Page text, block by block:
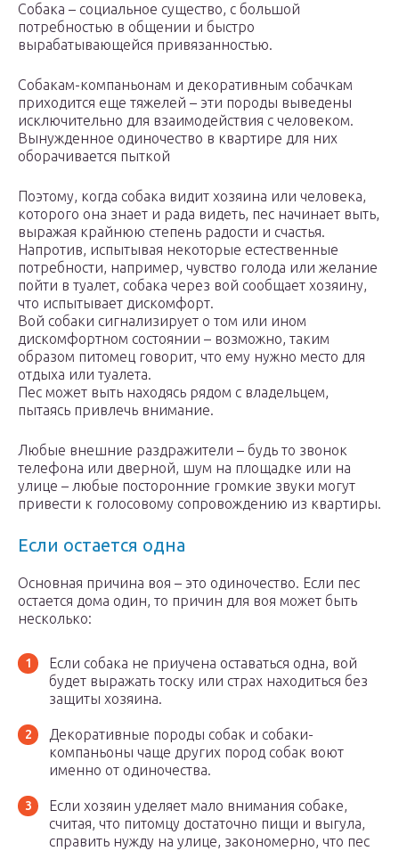
Собака – социальное существо, с большой
потребностью в общении и быстро
вырабатывающейся привязанностью.
Собакам-компаньонам и декоративным собачкам
приходится еще тяжелей – эти породы выведены
исключительно для взаимодействия с человеком.
Вынужденное одиночество в квартире для них
оборачивается пыткой
Поэтому, когда собака видит хозяина или человека,
которого она знает и рада видеть, пес начинает выть,
выражая крайнюю степень радости и счастья.
Напротив, испытывая некоторые естественные
потребности, например, чувство голода или желание
пойти в туалет, собака через вой сообщает хозяину,
что испытывает дискомфорт.
Вой собаки сигнализирует о том или ином
дискомфортном состоянии – возможно, таким
образом питомец говорит, что ему нужно место для
отдыха или туалета.
Пес может выть находясь рядом с владельцем,
пытаясь привлечь внимание.
Любые внешние раздражители – будь то звонок
телефона или дверной, шум на площадке или на
улице – любые посторонние громкие звуки могут
привести к голосовому сопровождению из квартиры.
Если остается одна
Основная причина воя – это одиночество. Если пес
остается дома один, то причин для воя может быть
несколько:
Если собака не приучена оставаться одна, вой
будет выражать тоску или страх находиться без
защиты хозяина.
Декоративные породы собак и собаки-
компаньоны чаще других пород собак воют
именно от одиночества.
Если хозяин уделяет мало внимания собаке,
считая, что питомцу достаточно пищи и выгула,
справить нужду на улице, закономерно, что пес